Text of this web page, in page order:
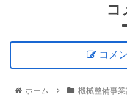
コ
コメ
ホーム 機械整備事業